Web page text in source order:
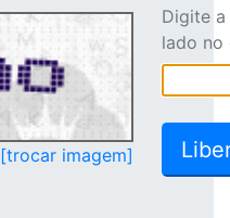
[trocar imagem]
Digite
lado no